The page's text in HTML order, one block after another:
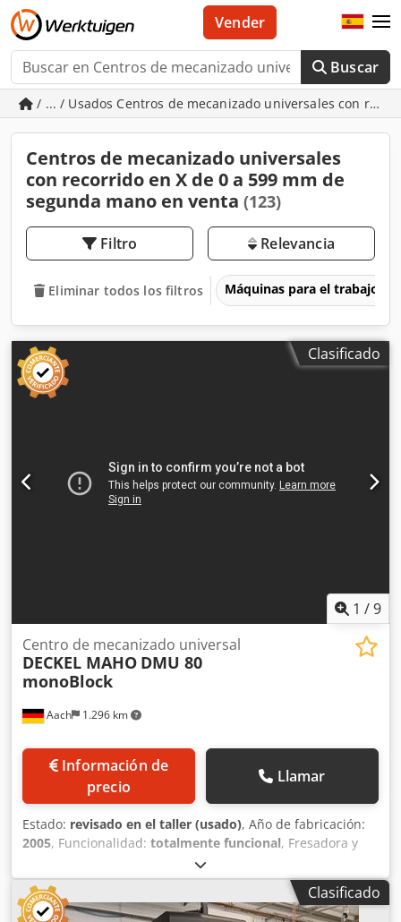
Buscar
Vender
/ ... / Usados Centros de mecanizado universales con
Centros de mecanizado universales
con recorrido en X de 0 a 599 mm de
segunda mano en venta (123)
Filtro Relevancia
Eliminar todos los filtros Máquinas para el trabajo
Clasificado
1 /9
Aach 1.296 km
Centro de mecanizado universal
DECKEL MAHO DMU 80
monoBlock
Información de
precio
Llamar
Estado: revisado en el taller (usado), Año de fabricación:
2005, Funcionalidad: totalmente funcional, Fresadora y
taladradora universal CNC DECKEL MAHO DMU 80
monoBlock Dodsy A Sf Rjpfx Akbskr Con control de
trayectoria Heidenhain iTNC 530 Año de fabricación: 2005
Recorridos: X 980 Y 630 Z 630 Rango de velocidad: 0 –
Clasificado